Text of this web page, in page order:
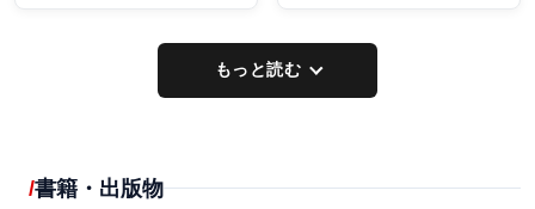
もっと読む
書籍・出版物